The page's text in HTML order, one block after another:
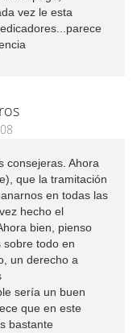
vez le esta
consejeras. Ahora
que la tramitación
en todas las
hecho el
bien, pienso
sobre todo en
un derecho a
sería un buen
que en este
bastante